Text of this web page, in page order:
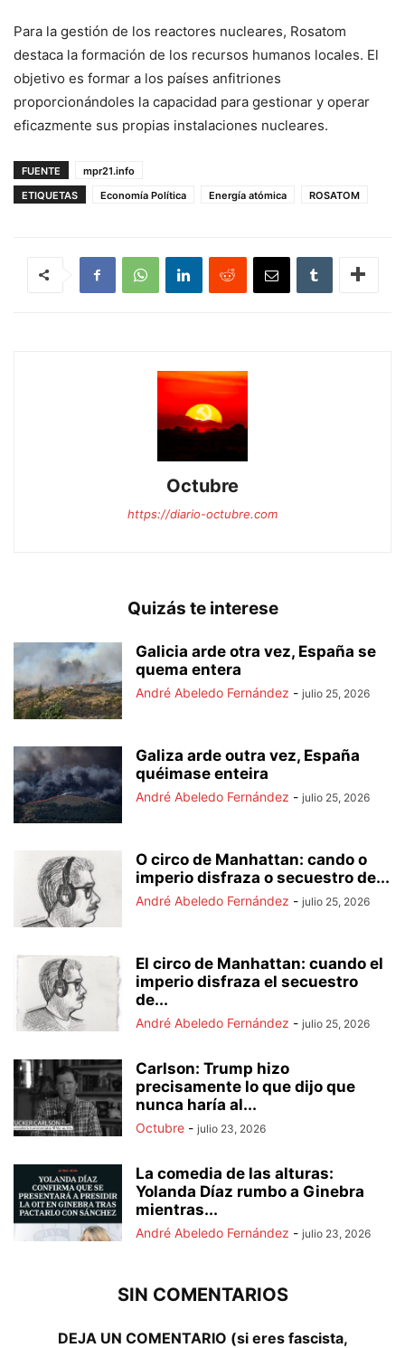
Para la gestión de los reactores nucleares, Rosatom
destaca la formación de los recursos humanos locales. El
objetivo es formar a los países anfitriones
proporcionándoles la capacidad para gestionar y operar
eficazmente sus propias instalaciones nucleares.
FUENTE
mpr21.info
ETIQUETAS
Economía Política Energía atómica ROSATOM
Octubre
https://diario-octubre.com
Quizás te interese
Galicia arde otra vez, España se
quema entera
André Abeledo Fernández - julio 25, 2026
Galiza arde outra vez, España
quéimase enteira
André Abeledo Fernández - julio 25, 2026
O circo de Manhattan: cando o
imperio disfraza o secuestro de...
André Abeledo Fernández - julio 25, 2026
El circo de Manhattan: cuando el
imperio disfraza el secuestro
de...
André Abeledo Fernández - julio 25, 2026
Carlson: Trump hizo
precisamente lo que dijo que
nunca haría al...
Octubre - julio 23, 2026
La comedia de las alturas:
Yolanda Díaz rumbo a Ginebra
mientras...
André Abeledo Fernández - julio 23, 2026
SIN COMENTARIOS
DEJA UN COMENTARIO (si eres fascista,